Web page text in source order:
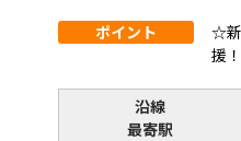
ポイント
☆新
援！
沿線
最寄駅